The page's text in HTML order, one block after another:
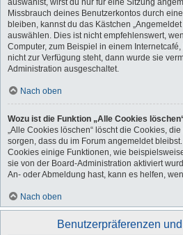
auswählst, wirst du nur für eine Sitzung
Missbrauch deines Benutzerkontos durch
bleiben, kannst du das Kästchen
auswählen. Dies ist nicht empfehlenswert,
Computer, zum Beispiel in einem
nicht zur Verfügung steht, dann wurde sie
Administration ausgeschaltet.
Nach oben
Wozu ist die Funktion „Alle Cookies
„Alle Cookies löschen“ löscht die Cookies,
sorgen, dass du im Forum angemeldet
Cookies einige Funktionen, wie
sie von der Board-Administration aktiviert
An- oder Abmeldung hast, kann es helfen,
Nach oben
Benutzerpräferenzen